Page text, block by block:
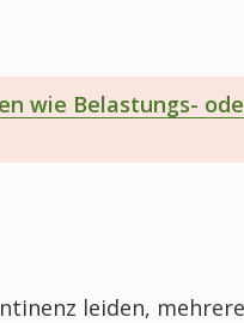
wie Belastungs-
leiden,